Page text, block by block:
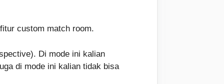
custom match room.
Di mode ini kalian
di mode ini kalian tidak bisa